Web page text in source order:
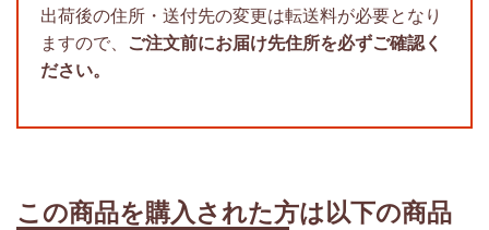
出荷後の住所・送付先の変更は転送料が必要となり
ますので、 ご注文前にお届け先住所を必ずご確認く
ださい。
この商品を購入された方は以下の商品